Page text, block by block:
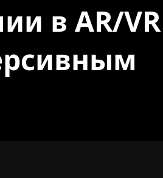
в AR/